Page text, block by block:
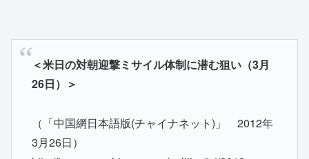
＜米日の対朝迎撃ミサイル体制に潜む狙い（3月
26日）＞
（「中国網日本語版(チャイナネット)」 2012年
3月26日）